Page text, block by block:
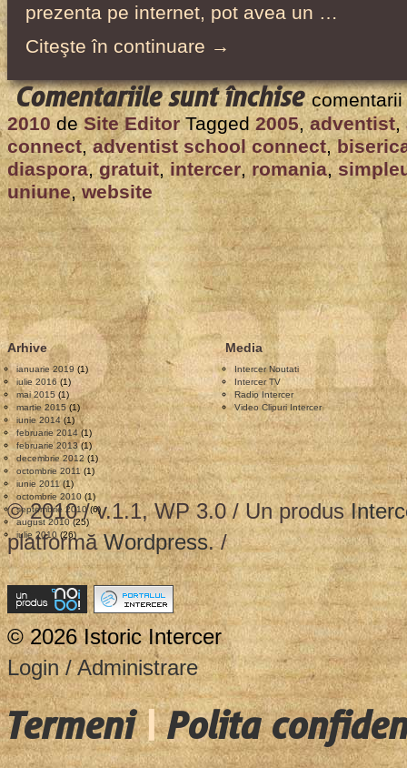
prezenta pe internet, pot avea un …
Citeşte în continuare →
Comentariile sunt închisepentru
Intercer
a
propus
un
sistem
de
website-
uri
gratuite
pentru
bisericile
din
Romania
–
2005
–
2009
2010 de Site EditorTagged2005,adventist,
connect,adventist school connect,
diaspora,gratuit,intercer,romania,
uniune,website
Arhive
ianuarie 2019 (1)
iulie 2016 (1)
mai 2015 (1)
martie 2015(1)
iunie 2014(1)
februarie 2014 (1)
februarie 2013(1)
decembrie 2012 (1)
octombrie 2011(1)
iunie 2011(1)
octombrie 2010(1)
septembrie 2010(6)
august 2010(25)
iulie 2010 (26)
Media
Intercer Noutati
Intercer TV
Radio Intercer
Video Clipuri Intercer
© 2010 / v.1.1, WP 3.0 / Un produs
platformăWordpress. /
© 2026 Istoric Intercer
Login / Administrare
Termeni|Polita